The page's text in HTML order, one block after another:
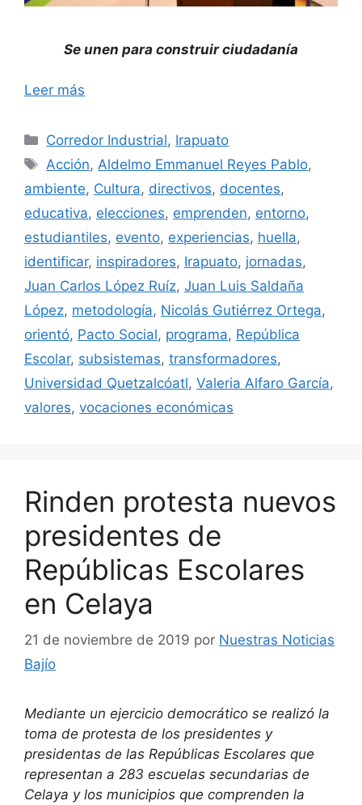
Se unen para construir ciudadanía
Leer más
Categorías
Corredor Industrial, Irapuato
Etiquetas
Acción,Aldelmo Emmanuel Reyes Pablo,
ambiente, Cultura, directivos, docentes,
educativa, elecciones, emprenden, entorno,
estudiantiles, evento, experiencias, huella,
identificar, inspiradores, Irapuato, jornadas,
Juan Carlos López Ruíz, Juan Luis Saldaña
López, metodología, Nicolás Gutiérrez Ortega,
orientó, Pacto Social, programa, República
Escolar, subsistemas, transformadores,
Universidad Quetzalcóatl, Valeria Alfaro García,
valores, vocaciones económicas
Rinden protesta nuevos
presidentes de
Repúblicas Escolares
en Celaya
21 de noviembre de 2019 por Nuestras Noticias
Bajío
Mediante un ejercicio democrático se realizó la
toma de protesta de los presidentes y
presidentas de las Repúblicas Escolares que
representan a 283 escuelas secundarias de
Celaya y los municipios que comprenden la